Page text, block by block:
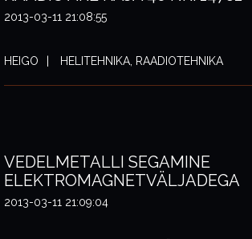
2013-03-11 21:08:55
HEIGO HELITEHNIKA, RAADIOTEHNIKA
VEDELMETALLI SEGAMINE
ELEKTROMAGNETVÄLJADEGA
2013-03-11 21:09:04